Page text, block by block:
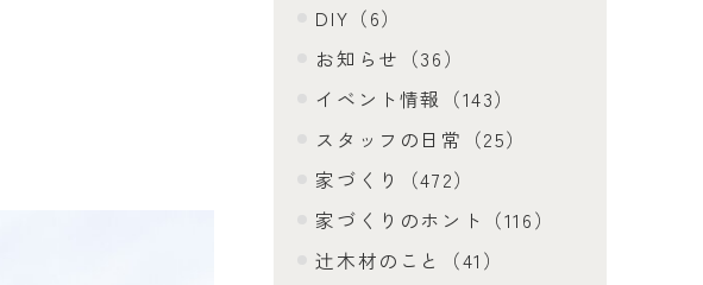
DIY（6）
お知らせ（36）
イベント情報（143）
スタッフの日常（25）
家づくり（472）
家づくりのホント（116）
辻木材のこと（41）